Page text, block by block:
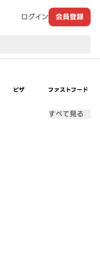
ログイン 会員登録
ピザ ファストフード
すべて見る